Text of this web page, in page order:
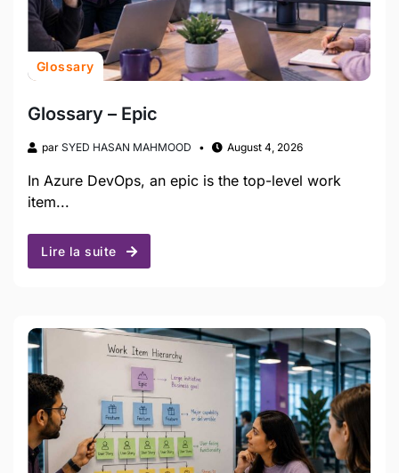
Glossary
Glossary – Epic
par SYED HASAN MAHMOOD August 4, 2026
In Azure DevOps, an epic is the top-level work
item...
Lire la suite